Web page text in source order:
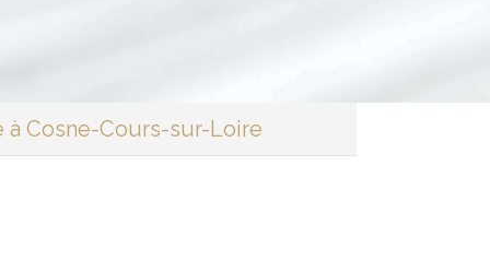
Cosne-Cours-sur-Loire